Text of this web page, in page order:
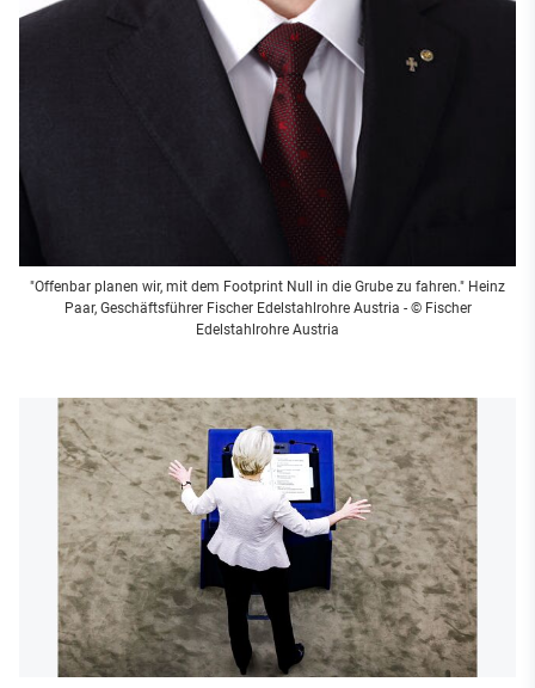
"Offenbar planen wir, mit dem Footprint Null in die Grube zu fahren." Heinz
Paar, Geschäftsführer Fischer Edelstahlrohre Austria - © Fischer
Edelstahlrohre Austria